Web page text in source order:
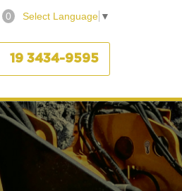
0 Select Language ▼
19 3434-9595